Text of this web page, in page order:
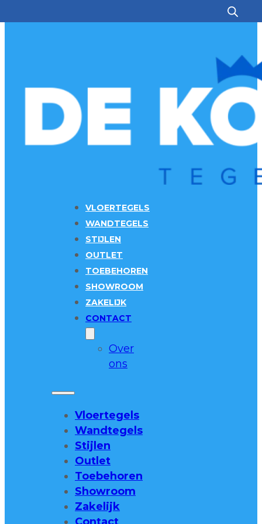
VLOERTEGELS
WANDTEGELS
STIJLEN
OUTLET
TOEBEHOREN
SHOWROOM
ZAKELIJK
CONTACT
Over
ons
Vloertegels
Wandtegels
Stijlen
Outlet
Toebehoren
Showroom
Zakelijk